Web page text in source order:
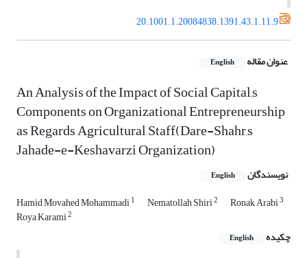
20.1001.1.20084838.1391.43.1.11.9
عنوان مقاله English
An Analysis of the Impact of Social Capital,s
Components on Organizational Entrepreneurship
as Regards Agricultural Staff(Dare-Shahr,s
Jahade-e-Keshavarzi Organization)
نویسندگان English
Hamid Movahed Mohammadi1 Nematollah Shiri2 Ronak Arabi3
Roya Karami2
چکیده English